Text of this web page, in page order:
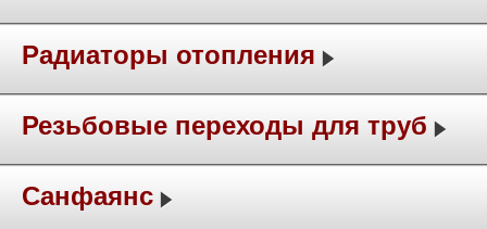
Радиаторы отопления
Резьбовые переходы для труб
Санфаянс